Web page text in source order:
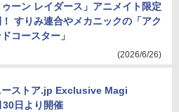
ゥーン レイダース」アニメイト限定
すりみ連合やメカニックの「アク
コースター」
(2026/6/26)
ーストア.jp Exclusive Magi
日より開催